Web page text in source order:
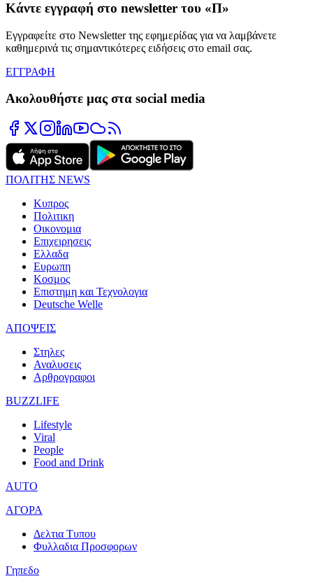
Κάντε εγγραφή στο newsletter του «Π»
Εγγραφείτε στο Newsletter της εφημερίδας για να λαμβάνετε
καθημερινά τις σημαντικότερες ειδήσεις στο email σας.
ΕΓΓΡΑΦΗ
Ακολουθήστε μας στα social media
ΠΟΛΙΤΗΣ NEWS
Κυπρος
Πολιτικη
Οικονομια
Επιχειρησεις
Ελλαδα
Ευρωπη
Κοσμος
Επιστημη και Τεχνολογια
Deutsche Welle
ΑΠΟΨΕΙΣ
Στηλες
Αναλυσεις
Αρθρογραφοι
BUZZLIFE
Lifestyle
Viral
People
Food and Drink
AUTO
ΑΓΟΡΑ
Δελτια Τυπου
Φυλλαδια Προσφορων
Γηπεδο